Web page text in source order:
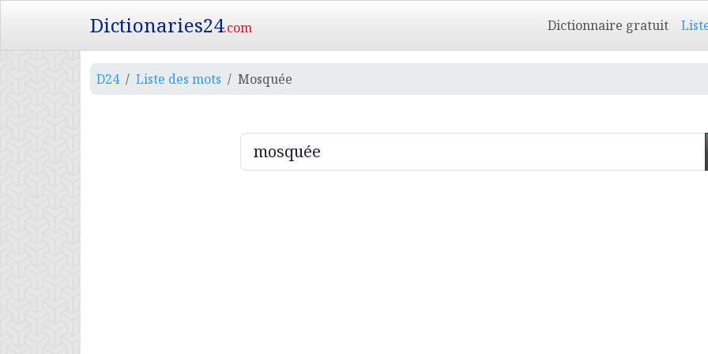
Dictionaries24.com Dictionnaire gratuit
D24 Liste des mots Mosquée